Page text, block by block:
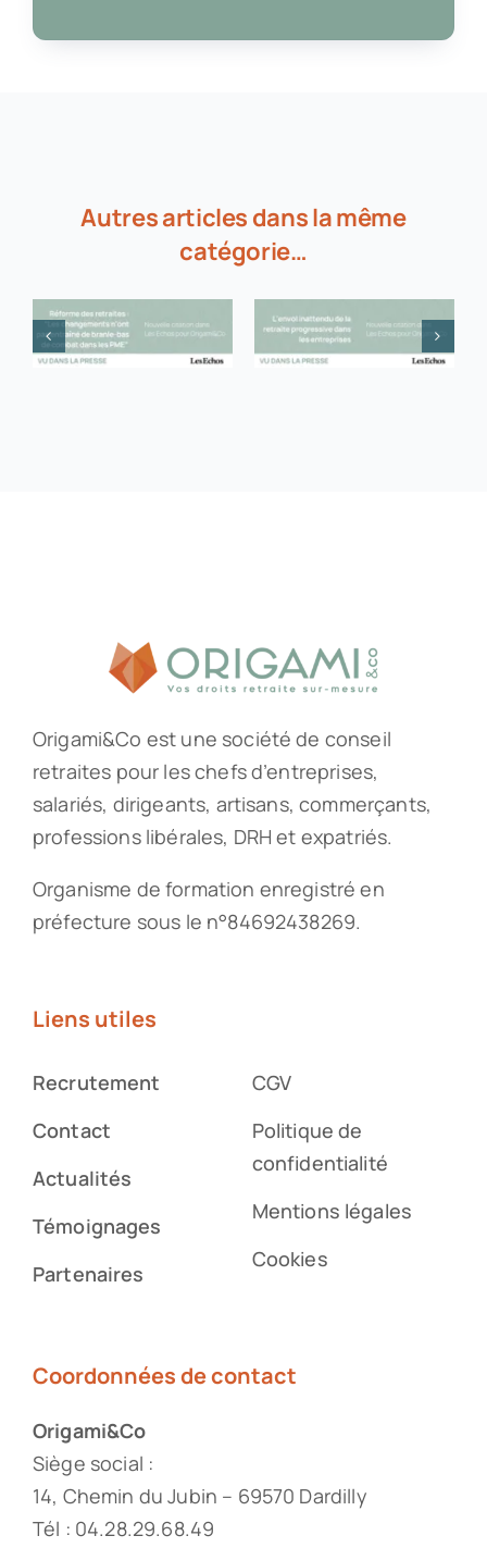
Autres articles dans la même
catégorie…
Origami&Co est une société de conseil
retraites pour les chefs d’entreprises,
salariés, dirigeants, artisans, commerçants,
professions libérales, DRH et expatriés.
Organisme de formation enregistré en
préfecture sous le n°84692438269.
Liens utiles
Recrutement
Contact
Actualités
Témoignages
Partenaires
CGV
Politique de
confidentialité
Mentions légales
Cookies
Coordonnées de contact
Origami&Co
Siège social :
14, Chemin du Jubin – 69570 Dardilly
Tél : 04.28.29.68.49